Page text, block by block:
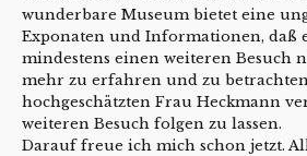
wunderbare Museum bietet eine
Exponaten und Informationen, daß
mindestens einen weiteren Besuch
mehr zu erfahren und zu
hochgeschätzten Frau Heckmann
weiteren Besuch folgen zu lassen.
Darauf freue ich mich schon jetzt.